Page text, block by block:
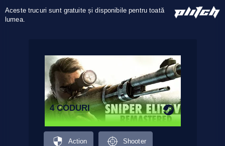
Aceste trucuri sunt gratuite și disponibile pentru toată
lumea.
4 CODURI
Action Shooter